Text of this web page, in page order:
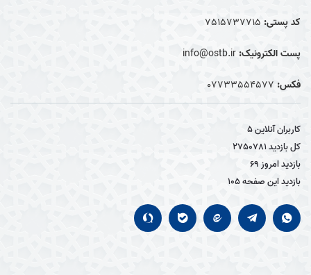
کد پستی: 7515737715
پست الکترونیک: info@ostb.ir
فکس: 07733554577
کاربران آنلاین5
کل بازدید2750781
بازدید امروز 69
بازدید این صفحه105